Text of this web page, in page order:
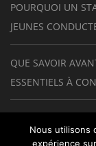
POURQUOI UN
JEUNES
QUE SAVOIR
ESSENTIELS À
THERMIQUE EN
Nous utilisons
expérience